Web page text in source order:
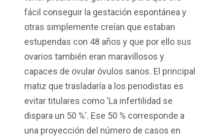
fácil conseguir la gestación espontánea y
otras simplemente creían que estaban
estupendas con 48 años y que por ello sus
ovarios también eran maravillosos y
capaces de ovular óvulos sanos. El principal
matiz que trasladaría a los periodistas es
evitar titulares como 'La infertilidad se
dispara un 50 %'. Ese 50 % corresponde a
una proyección del número de casos en